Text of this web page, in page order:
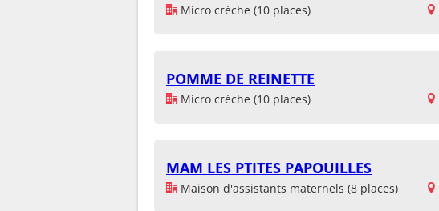
Micro crèche (10 places)
POMME DE REINETTE
Micro crèche (10 places)
MAM LES PTITES PAPOUILLES
Maison d'assistants maternels (8 places)